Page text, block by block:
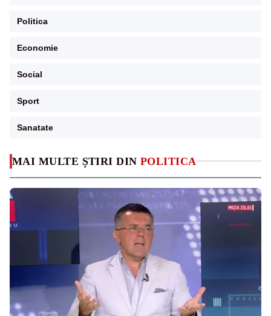
MAI MULTE ȘTIRI DIN POLITICA
Politica
Economie
Social
Sport
Sanatate